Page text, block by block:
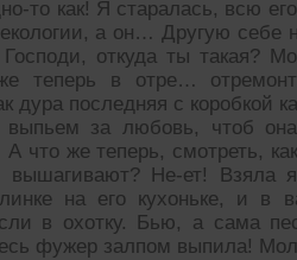
то как! Я старалась, всю
а он… Другую себе
откуда ты такая?
теперь в отре…
дура последняя с коробкой
за любовь, чтоб она
что же теперь, смотреть,
вышагивают? Не-ет! Взяла
на его кухоньке, и в
в охотку. Бью, а сама
фужер залпом выпила!